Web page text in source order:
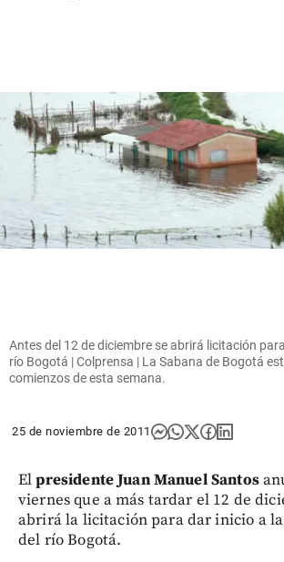
Antes del 12 de diciembre se abrirá licitación
río Bogotá | Colprensa | La Sabana de Bogotá
comienzos de esta semana.
25 de noviembre de 2011
Elpresidente Juan Manuel Santos
viernes que a más tardar el 12 de
abrirá la licitación para dar inicio a
del río Bogotá.